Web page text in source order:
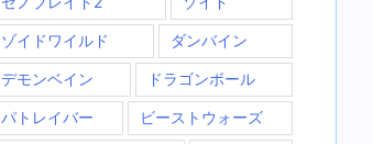
ゾイドワイルド ダンバイン
デモンベイン ドラゴンボール
パトレイバー ビーストウォーズ